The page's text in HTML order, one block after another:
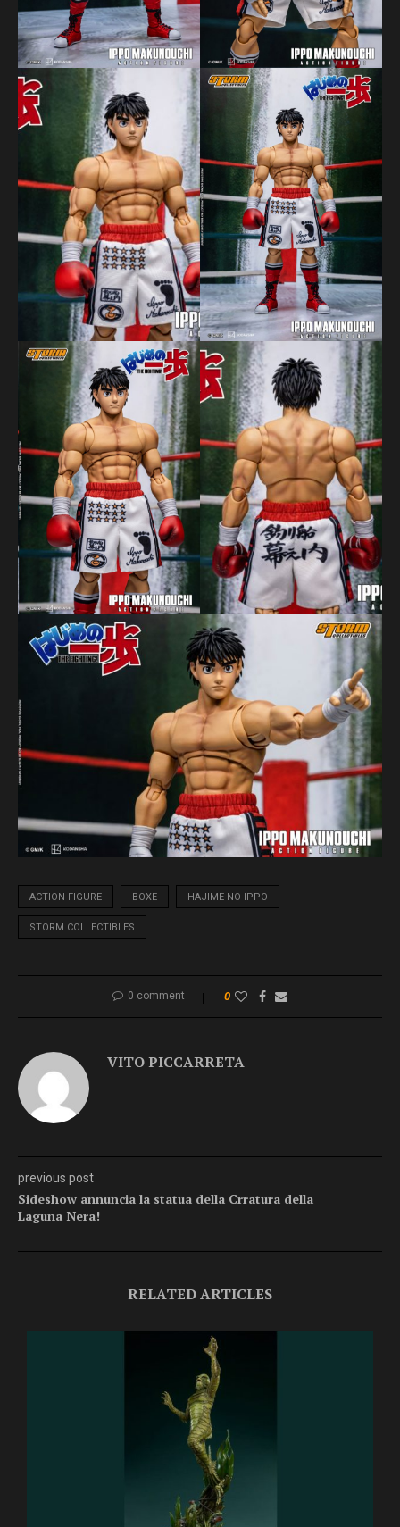
ACTION FIGURE BOXE HAJIME NO IPPO
STORM COLLECTIBLES
0 comment 0
VITO PICCARRETA
previous post
Sideshow annuncia la statua della Crratura della
Laguna Nera!
RELATED ARTICLES